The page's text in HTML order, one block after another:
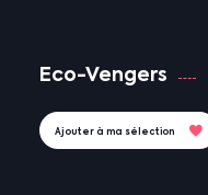
Eco-Vengers
Ajouter à ma sélection